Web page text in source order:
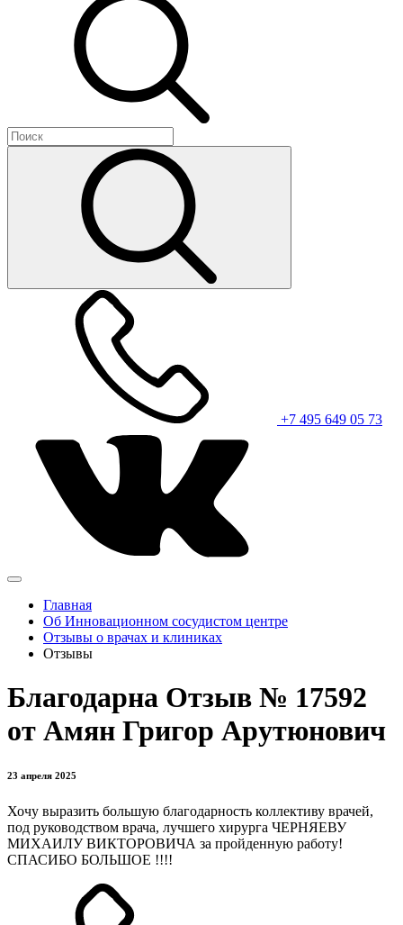
+7 495 649 05 73
Главная
Об Инновационном сосудистом центре
Отзывы о врачах и клиниках
Отзывы
Благодарна Отзыв № 17592
от Амян Григор Арутюнович
23 апреля 2025
Хочу выразить большую благодарность коллективу врачей,
под руководством врача, лучшего хирурга ЧЕРНЯЕВУ
МИХАИЛУ ВИКТОРОВИЧА за пройденную работу!
СПАСИБО БОЛЬШОЕ !!!!